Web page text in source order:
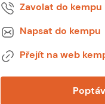
Zavolat do kempu
Napsat do kempu
Přejít na web